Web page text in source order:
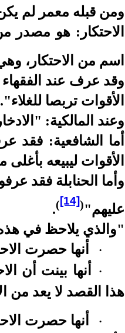
ومن قبله معمر لم
الاحتكار: هو مصدر
اسم من الاحتكار،
وقد عرف عند
الأقوات تربصا للغلاء".
وعند المالكية:
أما الشافعية: فقد
الأقوات ليبيعه
وأما الحنابلة فقد
عليهم"(
[14]
)
.
"والذي يلاحظ في
· أنها حصرت
·
أنها بينت أن
هذا القصد لا يعد من
· أنها حصرت